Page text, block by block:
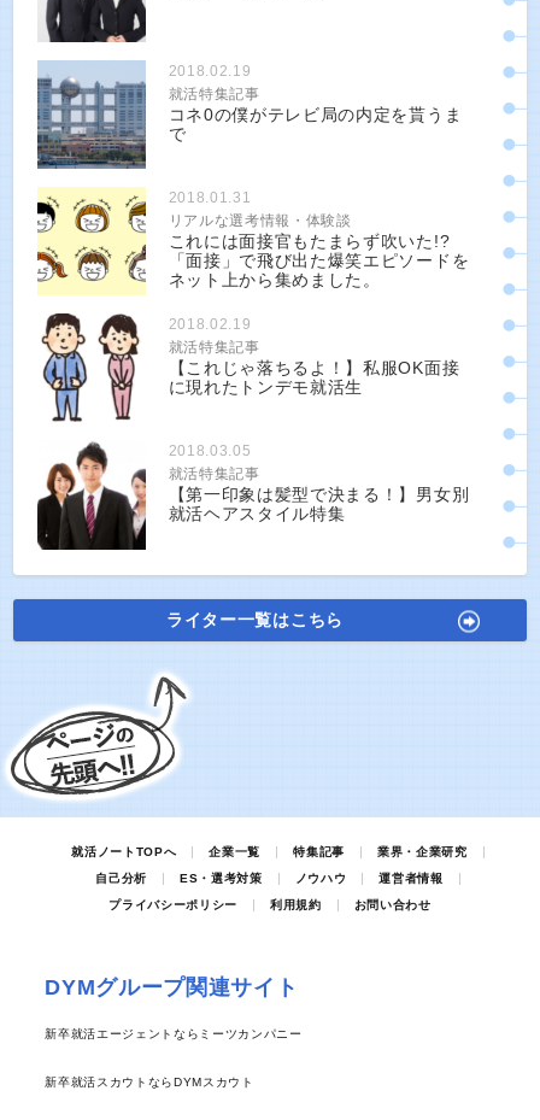
2018.02.19
就活特集記事
コネ0の僕がテレビ局の内定を貰うま
で
2018.01.31
リアルな選考情報・体験談
これには面接官もたまらず吹いた!?
「面接」で飛び出た爆笑エピソードを
ネット上から集めました。
2018.02.19
就活特集記事
【これじゃ落ちるよ！】私服OK面接
に現れたトンデモ就活生
2018.03.05
就活特集記事
【第一印象は髪型で決まる！】男女別
就活ヘアスタイル特集
ライター一覧はこちら
就活ノートTOPへ 企業一覧 特集記事
業界・企業研究
自己分析
ES・選考対策 ノウハウ
運営者情報
プライバシーポリシー
利用規約 お問い合わせ
DYMグループ関連サイト
新卒就活エージェントならミーツカンパニー
新卒就活スカウトならDYMスカウト